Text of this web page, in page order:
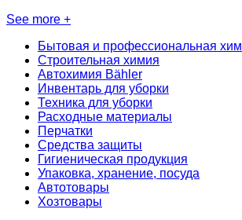
See more +
Бытовая и профессиональная
Строительная химия
Автохимия Bähler
Инвентарь для уборки
Техника для уборки
Расходные материалы
Перчатки
Средства защиты
Гигиеническая продукция
Упаковка, хранение, посуда
Автотовары
Хозтовары